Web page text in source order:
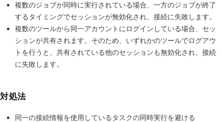
複数のジョブが同時に実行されている場合、一方のジョブが終了
するタイミングでセッションが無効化され、接続に失敗します。
複数のツールから同一アカウントにログインしている場合、セッ
ションが共有されます。そのため、いずれかのツールでログアウ
トを行うと、共有されている他のセッションも無効化され、接続
に失敗します。
対処法
同一の接続情報を使用しているタスクの同時実行を避ける